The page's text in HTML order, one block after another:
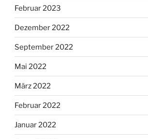
Februar 2023
Dezember 2022
September 2022
Mai 2022
März 2022
Februar 2022
Januar 2022